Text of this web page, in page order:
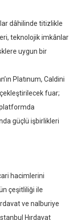
dâhilinde titizlikle
teknolojik imkânlar
uygun bir
Platınum, Caldini
fuar;
güçlü işbirlikleri
hacimlerini
çeşitliliği ile
ve nalburiye
Hırdavat